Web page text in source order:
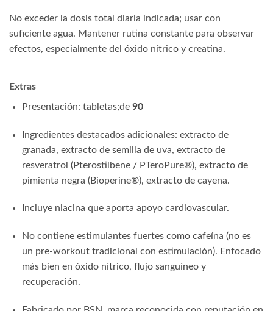
No exceder la dosis total diaria indicada; usar con
suficiente agua. Mantener rutina constante para observar
efectos, especialmente del óxido nítrico y creatina.
Extras
Presentación: tabletas;de 90
Ingredientes destacados adicionales: extracto de
granada, extracto de semilla de uva, extracto de
resveratrol (Pterostilbene / PTeroPure®), extracto de
pimienta negra (Bioperine®), extracto de cayena.
Incluye niacina que aporta apoyo cardiovascular.
No contiene estimulantes fuertes como cafeína (no es
un pre‑workout tradicional con estimulación). Enfocado
más bien en óxido nítrico, flujo sanguíneo y
recuperación.